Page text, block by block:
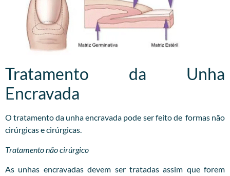
Tratamento da Unha
Encravada
O tratamento da unha encravada pode ser feito de formas não
cirúrgicas e cirúrgicas.
Tratamento não cirúrgico
As unhas encravadas devem ser tratadas assim que forem